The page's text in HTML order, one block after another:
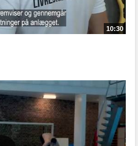
10:30